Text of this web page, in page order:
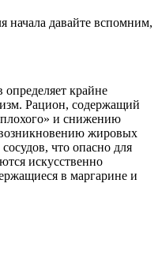
начала давайте вспомним,
крайне
Рацион, содержащий
и снижению
возникновению жировых
что опасно для
искусственно
в маргарине и